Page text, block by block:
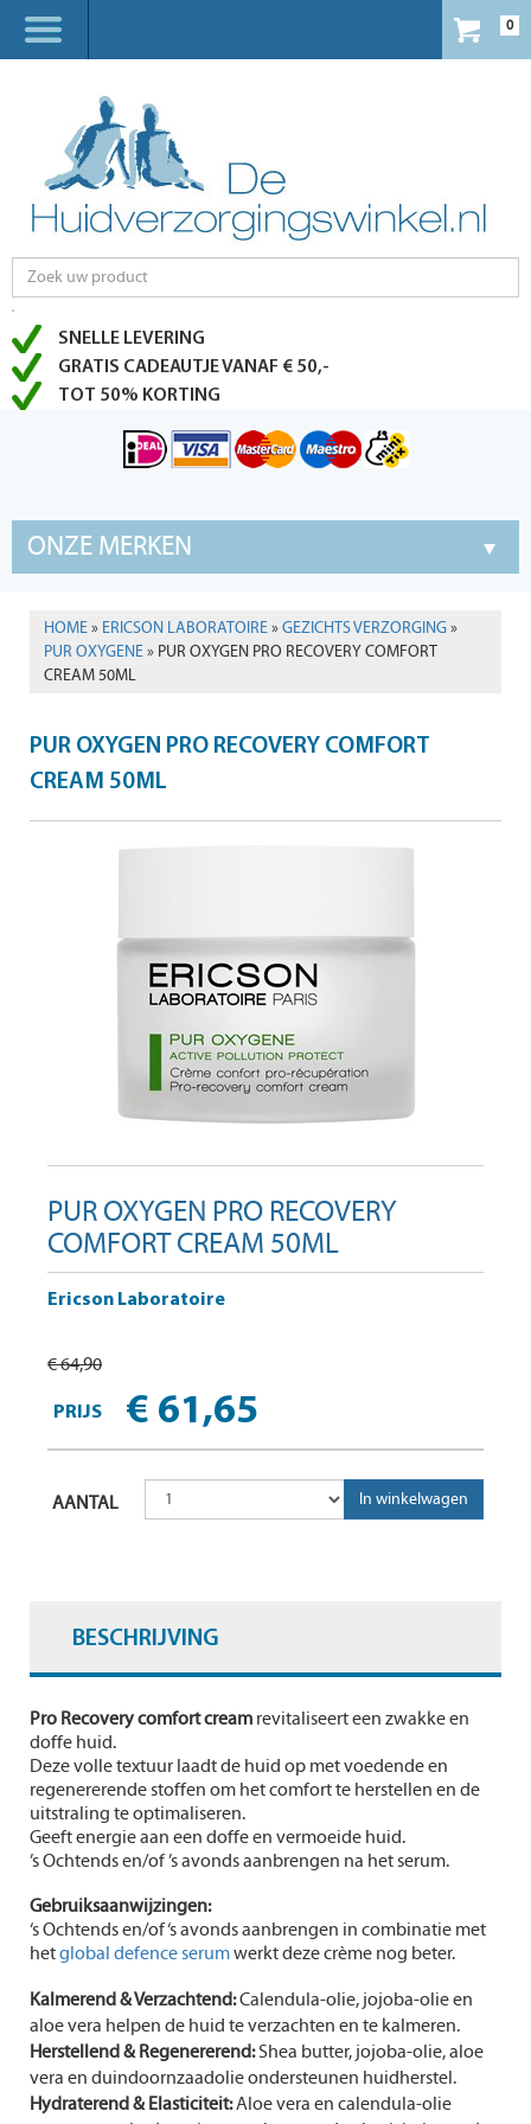
0
SNELLE LEVERING
GRATIS CADEAUTJE VANAF € 50,-
TOT 50% KORTING
ONZE MERKEN
HOME» ERICSON LABORATOIRE»GEZICHTS VERZORGING»
PUR OXYGENE» PUR OXYGEN PRO RECOVERY COMFORT
CREAM 50ML
PUR OXYGEN PRO RECOVERY COMFORT
CREAM 50ML
PUR OXYGEN PRO RECOVERY
COMFORT CREAM 50ML
Ericson Laboratoire
€ 64,90
PRIJS € 61,65
AANTAL
BESCHRIJVING
Pro Recovery comfort cream revitaliseert een zwakke en
doffe huid.
Deze volle textuur laadt de huid op met voedende en
regenererende stoffen om het comfort te herstellen en de
uitstraling te optimaliseren.
Geeft energie aan een doffe en vermoeide huid.
’s Ochtends en/of ’s avonds aanbrengen na het serum.
Gebruiksaanwijzingen:
‘s Ochtends en/of ‘s avonds aanbrengen in combinatie met
hetglobal defence serumwerkt deze crème nog beter.
Kalmerend & Verzachtend:Calendula-olie, jojoba-olie en
aloe vera helpen de huid te verzachten en te kalmeren.
Herstellend & Regenererend:Shea butter, jojoba-olie, aloe
vera en duindoornzaadolie ondersteunen huidherstel.
Hydraterend & Elasticiteit:Aloe vera en calendula-olie